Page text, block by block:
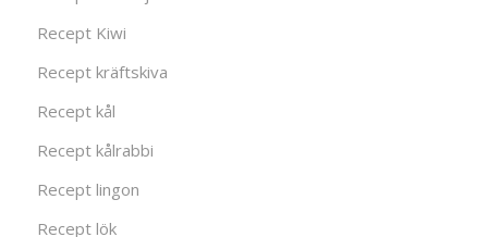
Recept Kiwi
Recept kräftskiva
Recept kål
Recept kålrabbi
Recept lingon
Recept lök